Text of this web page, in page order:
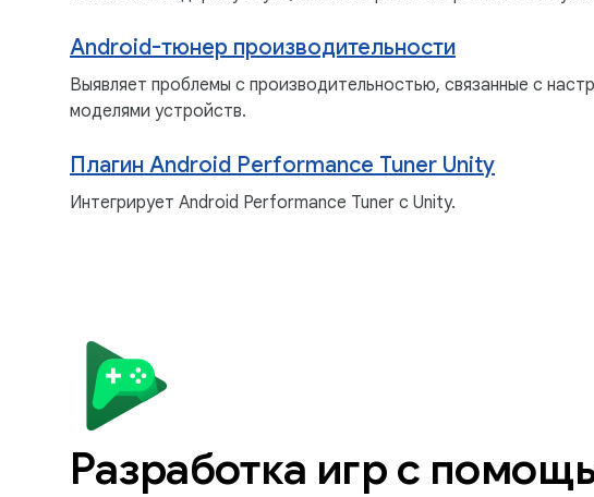
Android-тюнер производительности
Выявляет проблемы с производительностью, связанные с
моделями устройств.
Плагин Android Performance Tuner Unity
Интегрирует Android Performance Tuner с Unity.
Разработка игр с